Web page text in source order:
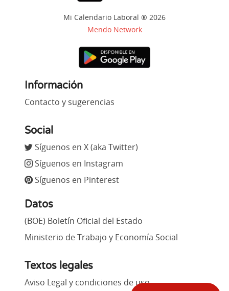
Mi Calendario Laboral ® 2026
Mendo Network
Información
Contacto y sugerencias
Social
Síguenos en X (aka Twitter)
Síguenos en Instagram
Síguenos en Pinterest
Datos
(BOE) Boletín Oficial del Estado
Ministerio de Trabajo y Economía Social
Textos legales
Aviso Legal y condiciones de uso